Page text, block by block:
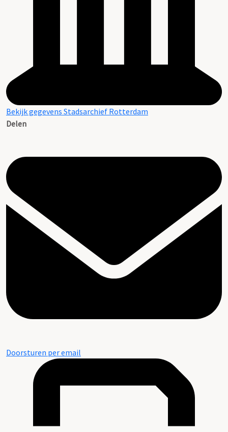
Bekijk gegevens Stadsarchief Rotterdam
Delen
Doorsturen per email